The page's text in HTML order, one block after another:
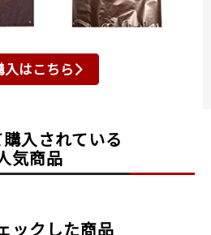
入はこちら
入されている
気商品
ックした商品